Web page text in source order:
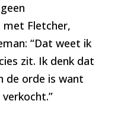
Fletcher,
“Dat weet ik
zit. Ik denk dat
de orde is want